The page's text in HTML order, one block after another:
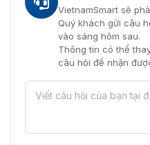
VietnamSmart sẽ
Quý khách gửi câu
vào sáng hôm sau.
Thông tin có thể
câu hỏi để nhận